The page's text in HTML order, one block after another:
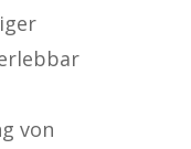
von